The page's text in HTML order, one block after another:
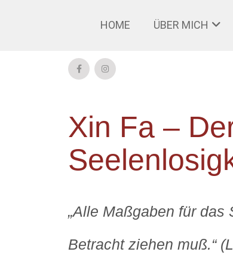
HOME ÜBER MICH
Xin Fa –
„Alle Maßgaben für
Betracht ziehen muß.“